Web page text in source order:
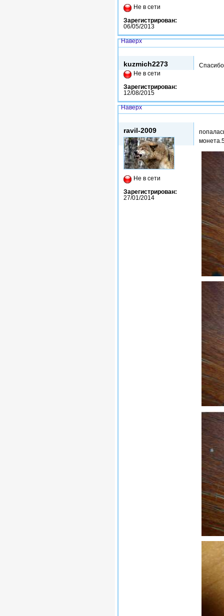
Не в сети
Зарегистрирован:
06/05/2013
Наверх
kuzmich2273
Не в сети
Зарегистрирован:
12/08/2015
Наверх
ravil-2009
Не в сети
Зарегистрирован:
27/01/2014